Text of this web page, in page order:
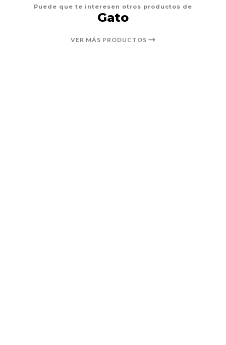
Puede que te interesen otros productos de
Gato
VER MÁS PRODUCTOS